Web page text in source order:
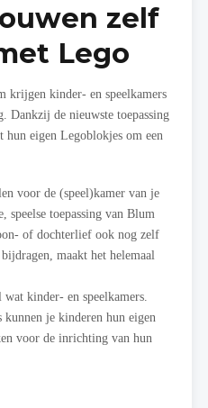
zelf
Lego
krijgen kinder- en speelkamers
Dankzij de nieuwste toepassing
hun eigen Legoblokjes om een
voor de (speel)kamer van je
speelse toepassing van Blum
of dochterlief ook nog zelf
maakt het helemaal
kinder- en speelkamers.
kunnen je kinderen hun eigen
voor de inrichting van hun